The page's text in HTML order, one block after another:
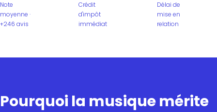
Note
moyenne ·
+246 avis
Crédit
d'impôt
immédiat
Délai de
mise en
relation
Pourquoi la musique mérite